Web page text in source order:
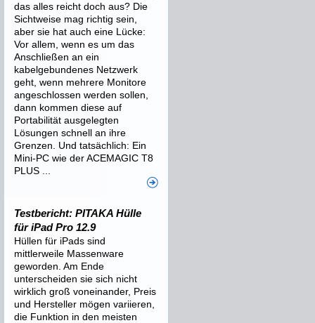
das alles reicht doch aus? Die
Sichtweise mag richtig sein,
aber sie hat auch eine Lücke:
Vor allem, wenn es um das
Anschließen an ein
kabelgebundenes Netzwerk
geht, wenn mehrere Monitore
angeschlossen werden sollen,
dann kommen diese auf
Portabilität ausgelegten
Lösungen schnell an ihre
Grenzen. Und tatsächlich: Ein
Mini-PC wie der ACEMAGIC T8
PLUS ...
Testbericht: PITAKA Hülle
für iPad Pro 12.9
Hüllen für iPads sind
mittlerweile Massenware
geworden. Am Ende
unterscheiden sie sich nicht
wirklich groß voneinander, Preis
und Hersteller mögen variieren,
die Funktion in den meisten